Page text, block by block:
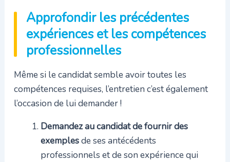
Approfondir les précédentes
expériences et les compétences
professionnelles
Même si le candidat semble avoir toutes les
compétences requises, l’entretien c’est également
l’occasion de lui demander !
Demandez au candidat de fournir des
exemplesde ses antécédents
professionnels et de son expérience qui